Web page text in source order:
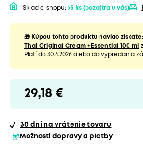
Sklad e-shopu: >5 ks (pozajtra u vás)
🎁 Kúpou tohto produktu naviac získate:
Thai Original Cream +Essential 100 ml
Platí do 30.4.2026 alebo do vypredania
29,18 €
30 dní na vrátenie tovaru
Možnosti dopravy a platby